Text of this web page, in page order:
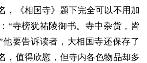
，《相国寺》题下完全可以不用加
“寺榜犹祐陵御书。寺中杂货，皆
他要告诉读者，大相国寺还保存了
，值得欣慰，但寺内各色物品却多